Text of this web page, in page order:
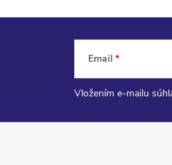
Email
Vložením e-mailu